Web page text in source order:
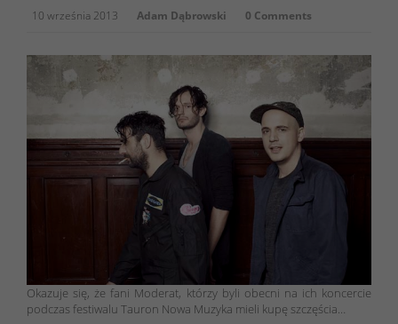
10 września 2013 Adam Dąbrowski 0 Comments
Okazuje się, że fani Moderat, którzy byli obecni na ich koncercie
podczas festiwalu Tauron Nowa Muzyka mieli kupę szczęścia…